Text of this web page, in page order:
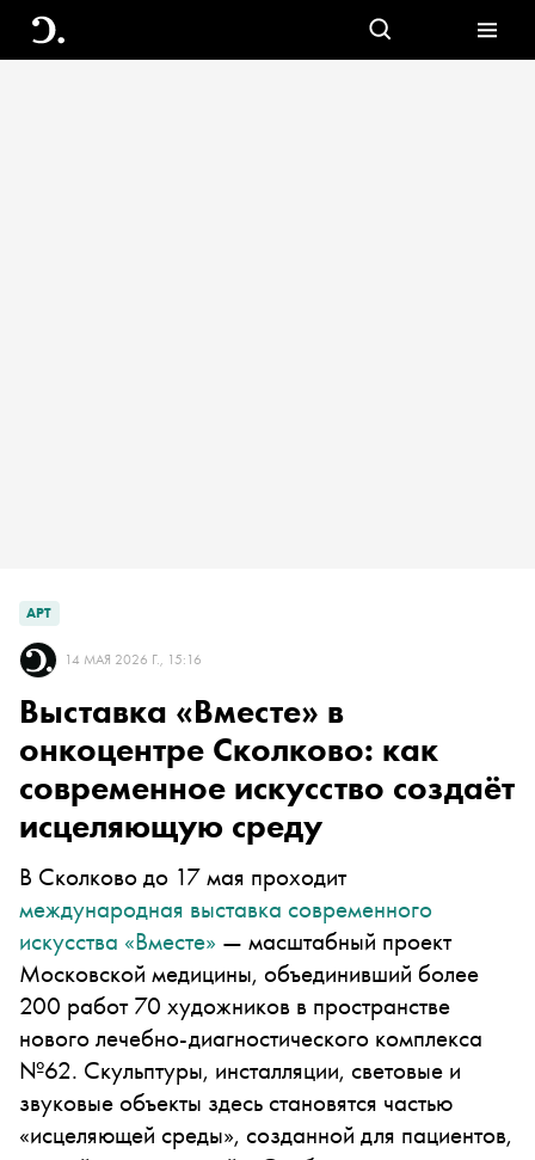
АРТ
14 МАЯ 2026 Г., 15:16
Выставка «Вместе» в
онкоцентре Сколково: как
современное искусство создаёт
исцеляющую среду
В Сколково до 17 мая проходит
международная выставка современного
искусства «Вместе» — масштабный проект
Московской медицины, объединивший более
200 работ 70 художников в пространстве
нового лечебно-диагностического комплекса
№62. Скульптуры, инсталляции, световые и
звуковые объекты здесь становятся частью
«исцеляющей среды», созданной для пациентов,